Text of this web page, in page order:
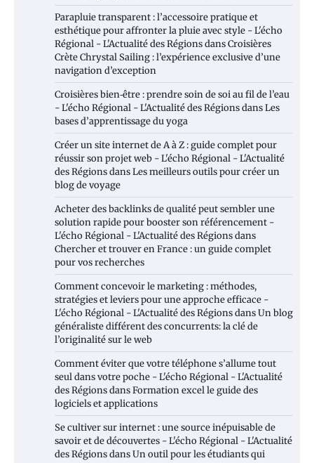
Parapluie transparent : l’accessoire pratique et
esthétique pour affronter la pluie avec style - L'écho
Régional - L'Actualité des RégionsdansCroisières
Crète Chrystal Sailing : l’expérience exclusive d’une
navigation d’exception
Croisières bien‑être : prendre soin de soi au fil de l’eau
- L'écho Régional - L'Actualité des RégionsdansLes
bases d’apprentissage du yoga
Créer un site internet de A à Z : guide complet pour
réussir son projet web - L'écho Régional - L'Actualité
des RégionsdansLes meilleurs outils pour créer un
blog de voyage
Acheter des backlinks de qualité peut sembler une
solution rapide pour booster son référencement -
L'écho Régional - L'Actualité des Régionsdans
Chercher et trouver en France : un guide complet
pour vos recherches
Comment concevoir le marketing : méthodes,
stratégies et leviers pour une approche efficace -
L'écho Régional - L'Actualité des RégionsdansUn blog
généraliste différent des concurrents: la clé de
l’originalité sur le web
Comment éviter que votre téléphone s’allume tout
seul dans votre poche - L'écho Régional - L'Actualité
des RégionsdansFormation excel le guide des
logiciels et applications
Se cultiver sur internet : une source inépuisable de
savoir et de découvertes - L'écho Régional - L'Actualité
des RégionsdansUn outil pour les étudiants qui